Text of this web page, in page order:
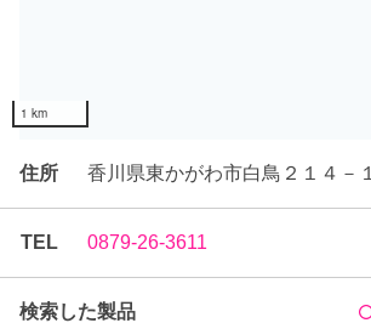
住所 香川県東かがわ市白鳥２１４－１
TEL 0879-26-3611
検索した製品
1 km